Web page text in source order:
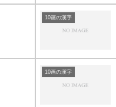
10画の漢字
10画の漢字